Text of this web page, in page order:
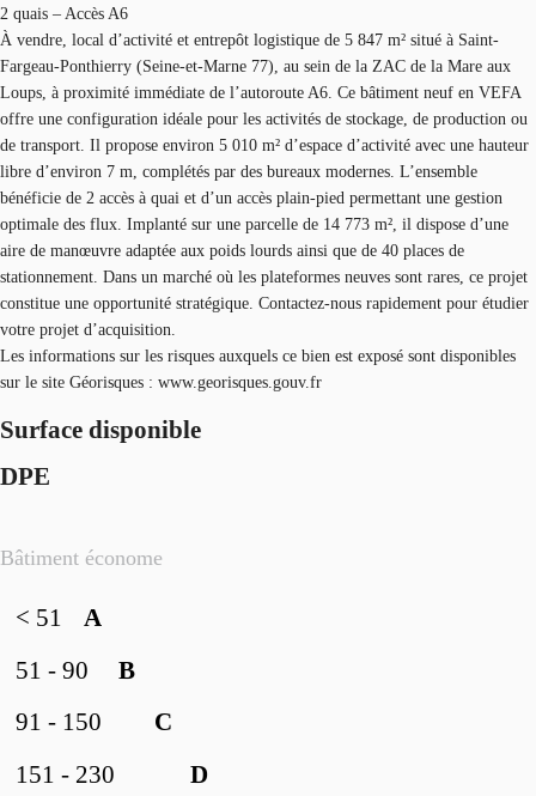
2 quais – Accès A6
À vendre, local d’activité et entrepôt logistique de 5 847 m² situé à Saint-
Fargeau-Ponthierry (Seine-et-Marne 77), au sein de la ZAC de la Mare aux
Loups, à proximité immédiate de l’autoroute A6. Ce bâtiment neuf en VEFA
offre une configuration idéale pour les activités de stockage, de production ou
de transport. Il propose environ 5 010 m² d’espace d’activité avec une hauteur
libre d’environ 7 m, complétés par des bureaux modernes. L’ensemble
bénéficie de 2 accès à quai et d’un accès plain-pied permettant une gestion
optimale des flux. Implanté sur une parcelle de 14 773 m², il dispose d’une
aire de manœuvre adaptée aux poids lourds ainsi que de 40 places de
stationnement. Dans un marché où les plateformes neuves sont rares, ce projet
constitue une opportunité stratégique. Contactez-nous rapidement pour étudier
votre projet d’acquisition.
Les informations sur les risques auxquels ce bien est exposé sont disponibles
sur le site Géorisques : www.georisques.gouv.fr
Surface disponible
DPE
Bâtiment économe
A
< 51
B
51 - 90
C
91 - 150
D
151 - 230